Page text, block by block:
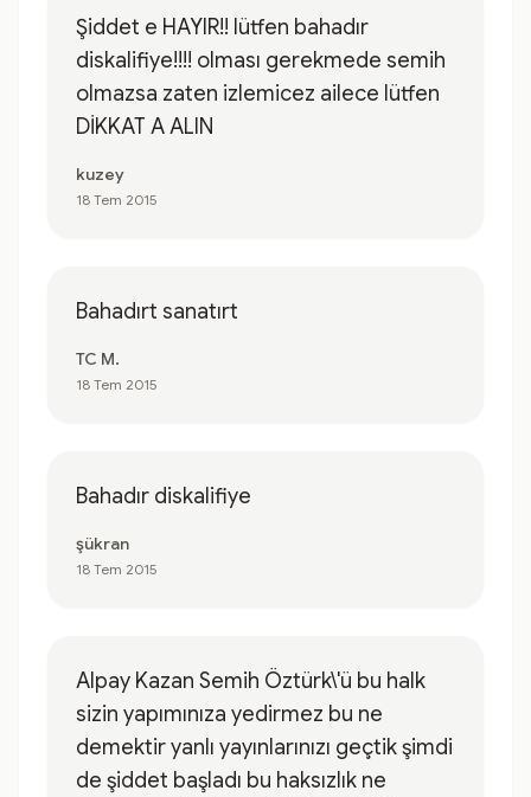
Şiddet e HAYIR!! lütfen bahadır
diskalifiye!!!! olması gerekmede semih
olmazsa zaten izlemicez ailece lütfen
DİKKAT A ALIN
kuzey
18 Tem 2015
Bahadırt sanatırt
TC M.
18 Tem 2015
Bahadır diskalifiye
şükran
18 Tem 2015
Alpay Kazan Semih Öztürk\'ü bu halk
sizin yapımınıza yedirmez bu ne
demektir yanlı yayınlarınızı geçtik şimdi
de şiddet başladı bu haksızlık ne